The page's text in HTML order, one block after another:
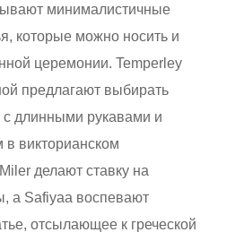
минималистичные
которые можно носить и
церемонии. Temperley
предлагают выбирать
с длинными рукавами и
викторианском
делают ставку на
а Safiyaa воспевают
отсылающее к греческой